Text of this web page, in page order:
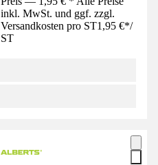
inkl. MwSt. und ggf. zzgl.
Versandkosten pro ST1,95 €*/
ST